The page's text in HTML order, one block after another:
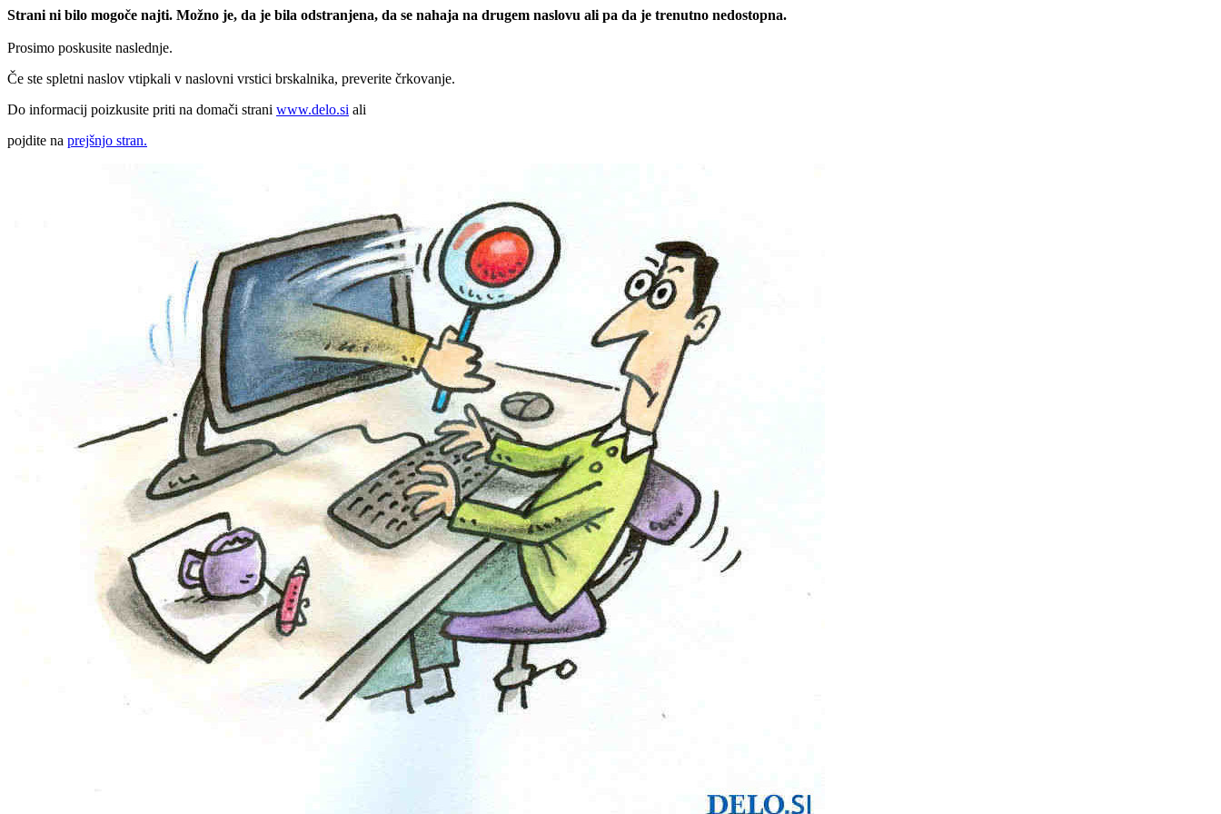
Strani ni bilo mogoče najti. Možno je, da je bila odstranjena, da se nahaja na drugem naslovu ali pa da je trenutno nedostopna.
Prosimo poskusite naslednje.
Če ste spletni naslov vtipkali v naslovni vrstici brskalnika, preverite črkovanje.
Do informacij poizkusite priti na domači strani www.delo.si ali
pojdite na prejšnjo stran.